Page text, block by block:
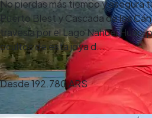
No pierdas más tiempo y asegura
Puerto Blest y Cascada de los
travesía por el Lago Nahuel Huapi
ocultos de esta joya d...
Desde192.780 ARS